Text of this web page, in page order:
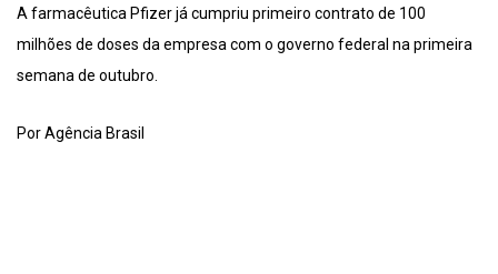
A farmacêutica Pfizer já cumpriu primeiro contrato de 100
milhões de doses da empresa com o governo federal na primeira
semana de outubro.
Por Agência Brasil